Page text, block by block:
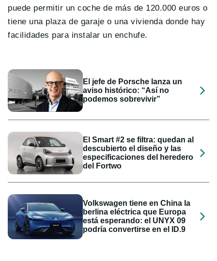
puede permitir un coche de más de 120.000 euros o
tiene una plaza de garaje o una vivienda donde hay
facilidades para instalar un enchufe.
El jefe de Porsche lanza un
aviso histórico: “Así no
podemos sobrevivir”
El Smart #2 se filtra: quedan al
descubierto el diseño y las
especificaciones del heredero
del Fortwo
Volkswagen tiene en China la
berlina eléctrica que Europa
está esperando: el UNYX 09
podría convertirse en el ID.9